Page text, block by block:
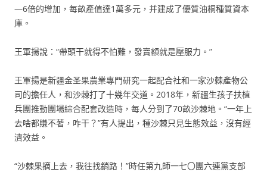
—6倍的增加，每畝產值達1萬多元，并建成了優質油桐種質資本
庫。
王軍揚說：“帶頭干就得不怕難，發賣額就是壓服力。”
王軍揚是新疆金圣果農業專門研究一起配合社和一家沙棘產物公
司的擔任人，和沙棘打了十幾年交道。2018年，新疆生孩子扶植
兵團推動團場綜合配套改造時，每人分到了70畝沙棘地。“一年上
去啥都賺不著，咋干？”有人提出，種沙棘只見生態效益，沒有經
濟效益。
“沙棘果摘上去，我往找銷路！”時任第九師一七〇團六連黨支部